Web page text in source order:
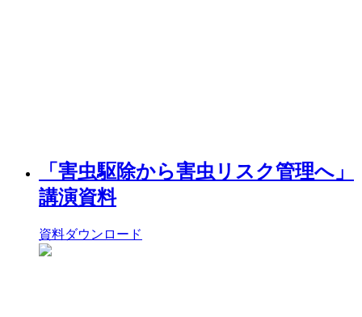
「害虫駆除から害虫リスク管理へ」
講演資料
資料ダウンロード